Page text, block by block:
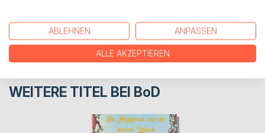
WEITERE TITEL BEI BoD
ABLEHNEN ANPASSEN
ALLE AKZEPTIEREN